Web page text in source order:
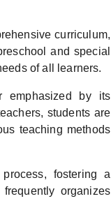
curriculum,
and special
of all learners.
emphasized by its
students are
teaching methods
fostering a
organizes